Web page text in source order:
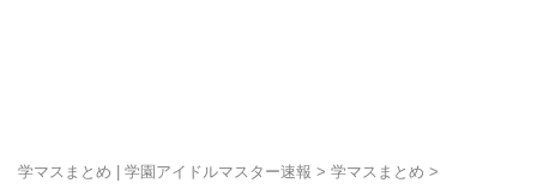
学マスまとめ | 学園アイドルマスター速報 > 学マスまとめ >